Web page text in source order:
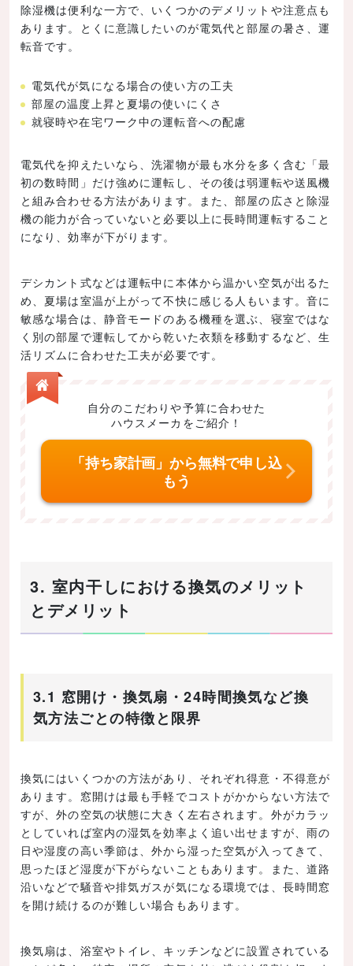
除湿機は便利な一方で、いくつかのデメリットや注意点も
あります。とくに意識したいのが電気代と部屋の暑さ、運
転音です。
電気代が気になる場合の使い方の工夫
部屋の温度上昇と夏場の使いにくさ
就寝時や在宅ワーク中の運転音への配慮
電気代を抑えたいなら、洗濯物が最も水分を多く含む「最
初の数時間」だけ強めに運転し、その後は弱運転や送風機
と組み合わせる方法があります。また、部屋の広さと除湿
機の能力が合っていないと必要以上に長時間運転すること
になり、効率が下がります。
デシカント式などは運転中に本体から温かい空気が出るた
め、夏場は室温が上がって不快に感じる人もいます。音に
敏感な場合は、静音モードのある機種を選ぶ、寝室ではな
く別の部屋で運転してから乾いた衣類を移動するなど、生
活リズムに合わせた工夫が必要です。
自分のこだわりや予算に合わせた
ハウスメーカをご紹介！
「持ち家計画」から無料で申し込
もう
3. 室内干しにおける換気のメリット
とデメリット
3.1 窓開け・換気扇・24時間換気など換
気方法ごとの特徴と限界
換気にはいくつかの方法があり、それぞれ得意・不得意が
あります。窓開けは最も手軽でコストがかからない方法で
すが、外の空気の状態に大きく左右されます。外がカラッ
としていれば室内の湿気を効率よく追い出せますが、雨の
日や湿度の高い季節は、外から湿った空気が入ってきて、
思ったほど湿度が下がらないこともあります。また、道路
沿いなどで騒音や排気ガスが気になる環境では、長時間窓
を開け続けるのが難しい場合もあります。
換気扇は、浴室やトイレ、キッチンなどに設置されている